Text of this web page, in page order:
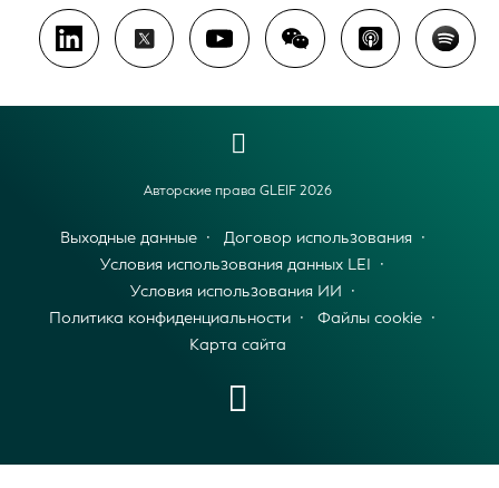
Авторские права GLEIF 2026
Выходные данные
Договор использования
Условия использования данных LEI
Условия использования ИИ
Политика конфиденциальности
Файлы cookie
Карта сайта